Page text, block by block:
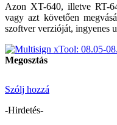
Azon XT-640, illetve RT-
vagy azt követően
szoftver verzióját, ingyenes
Megosztás
Szólj hozzá
-Hirdetés-